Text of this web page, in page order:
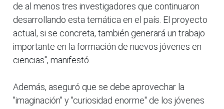
de al menos tres investigadores que continuaron
desarrollando esta temática en el país. El proyecto
actual, si se concreta, también generará un trabajo
importante en la formación de nuevos jóvenes en
ciencias", manifestó.
Además, aseguró que se debe aprovechar la
"imaginación" y "curiosidad enorme" de los jóvenes